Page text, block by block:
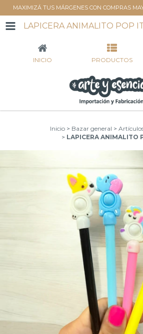
MAXIMIZÁ TUS MÁRGENES CON COMPRAS
LAPICERA ANIMALITO POP
INICIO PRODUCTOS
Inicio > Bazar general >
> LAPICERA ANIMALITO